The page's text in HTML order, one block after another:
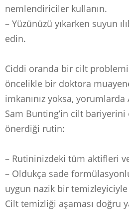
nemlendiriciler kullanın.
– Yüzünüzü yıkarken suyun
edin.
Ciddi oranda bir cilt
öncelikle bir doktora
imkanınız yoksa,
Sam Bunting’in cilt
önerdiği rutin:
– Rutininizdeki tüm aktifleri
– Oldukça sade
uygun nazik bir
Cilt temizliği aşaması doğru